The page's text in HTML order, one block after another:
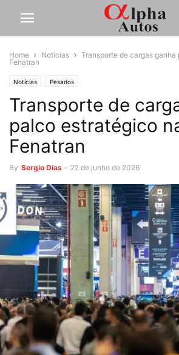
Home Notícias
Transporte de cargas
Fenatran
Notícias Pesados
Transporte de
palco estratégico
Fenatran
By Sergio Dias - 22 de junho de 2026